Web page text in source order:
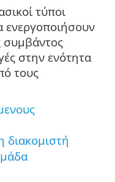
τύποι
συμβάντος
στην ενότητα
τους
διακομιστή